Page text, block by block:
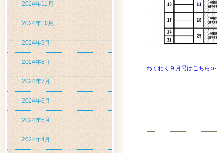
2024年11月
2024年10月
2024年9月
2024年8月
2024年7月
2024年6月
2024年5月
2024年4月
わくわく９月号はこち